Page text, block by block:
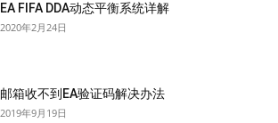
EA FIFA DDA动态平衡系统详解
2020年2月24日
邮箱收不到EA验证码解决办法
2019年9月19日